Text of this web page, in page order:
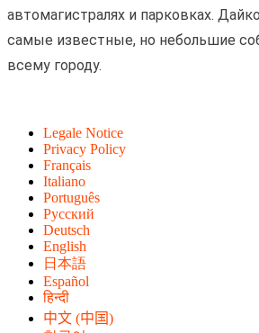
автомагистралях и парковках.
самые известные, но небольшие
всему городу.
Legale Notice
Privacy Policy
Français
Italiano
Português
Русский
Deutsch
English
日本語
Español
हिन्दी
中文 (中国)